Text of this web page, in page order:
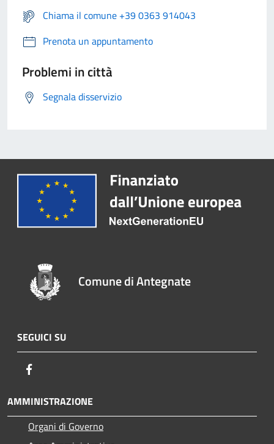
Chiama il comune +39 0363 914043
Prenota un appuntamento
Problemi in città
Segnala disservizio
Comune di Antegnate
SEGUICI SU
AMMINISTRAZIONE
Organi di Governo